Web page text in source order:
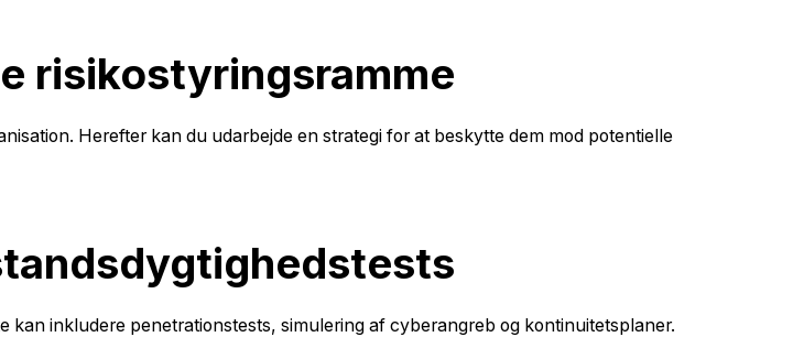
risikostyringsramme
Herefter kan du udarbejde en strategi for at beskytte dem mod potentielle
kan inkludere penetrationstests, simulering af cyberangreb og kontinuitetsplaner.